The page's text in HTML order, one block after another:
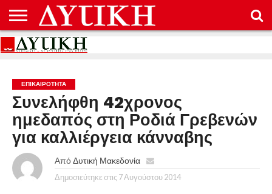
ΑΡΧΙΚΉ
ΕΠΙΚΟΙΝΩΝΊΑ
ΌΡΟΙ
ΠΡΟΣΤΑΣΊΑ
ΕΠΙΚΑΙΡΟΤΗΤΑ
Συνελήφθη 42χρονος
ημεδαπός στη Ροδιά Γρεβενών
για καλλιέργεια κάνναβης
Από Δυτική Μακεδονία
Δημοσιεύτηκε στις 7 Αυγούστου 2014